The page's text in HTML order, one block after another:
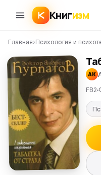
Книгизм
Главная›Психология и
АК
FB2